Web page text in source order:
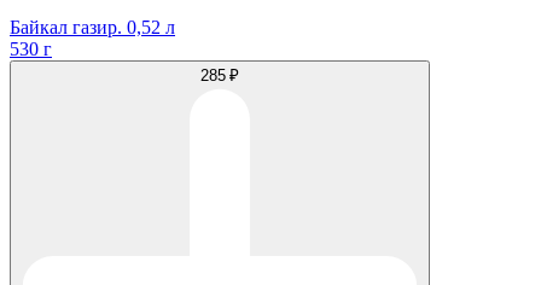
Байкал газир. 0,52 л
530 г
285 ₽